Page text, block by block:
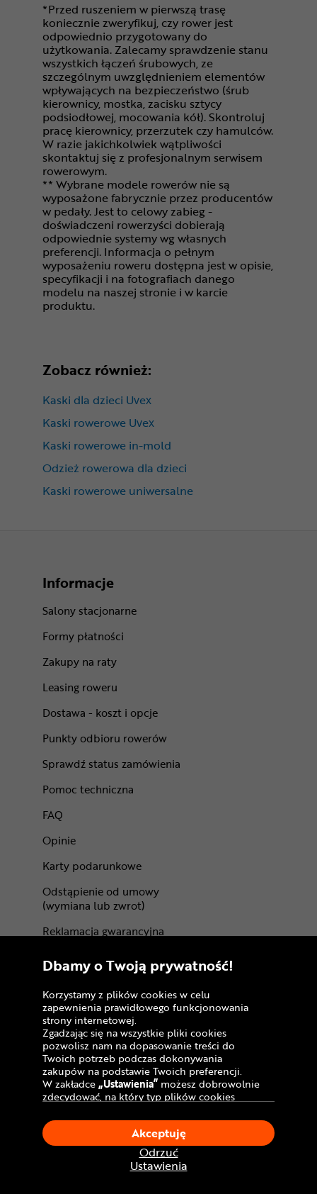
*Przed ruszeniem w pierwszą trasę
koniecznie zweryfikuj, czy rower jest
odpowiednio przygotowany do
użytkowania. Zalecamy sprawdzenie stanu
wszystkich łączeń śrubowych, ze
szczególnym uwzględnieniem elementów
wpływających na bezpieczeństwo (śrub
kierownicy, mostka, zacisku sztycy
podsiodłowej, mocowania kół). Skontroluj
pracę kierownicy, przerzutek czy hamulców.
W razie jakichkolwiek wątpliwości
skontaktuj się z profesjonalnym serwisem
rowerowym.
** Wybrane modele rowerów nie są
wyposażone fabrycznie przez producentów
w pedały. Jest to celowy zabieg -
doświadczeni rowerzyści dobierają
odpowiednie systemy wg własnych
preferencji. Informacja o pełnym
wyposażeniu roweru dostępna jest w opisie,
specyfikacji i na fotografiach danego
modelu na naszej stronie i w karcie
produktu.
Zobacz również:
Kaski dla dzieci Uvex
Kaski rowerowe Uvex
Kaski rowerowe in-mold
Odzież rowerowa dla dzieci
Kaski rowerowe uniwersalne
Informacje
Salony stacjonarne
Formy płatności
Zakupy na raty
Leasing roweru
Dostawa - koszt i opcje
Punkty odbioru rowerów
Sprawdź status zamówienia
Pomoc techniczna
FAQ
Opinie
Karty podarunkowe
Odstąpienie od umowy
(wymiana lub zwrot)
Reklamacja gwarancyjna
Regulamin programu lojalnościowego
Regulamin kart podarunkowych
Regulaminy akcji promocyjnych
Akt o Usługach Cyfrowych (DSA)
Centrum Rowerowe
Dbamy o Twoją prywatność!
Korzystamy z plików cookies w celu
zapewnienia prawidłowego funkcjonowania
strony internetowej.
Zgadzając się na wszystkie pliki cookies
pozwolisz nam na dopasowanie treści do
Twoich potrzeb podczas dokonywania
zakupów na podstawie Twoich preferencji.
W zakładce„Ustawienia” możesz dobrowolnie
zdecydować, na który typ plików cookies
Klikając„Akceptuję”, wyrażasz zgodę na
stosowanie ciasteczek zgodnie z ustawieniami
Twojej przeglądarki.
W dowolnym momencie, możesz dokonać
zmiany swojego wyboru klikając opcję
Ustawienia
Odrzuć
Akceptuję